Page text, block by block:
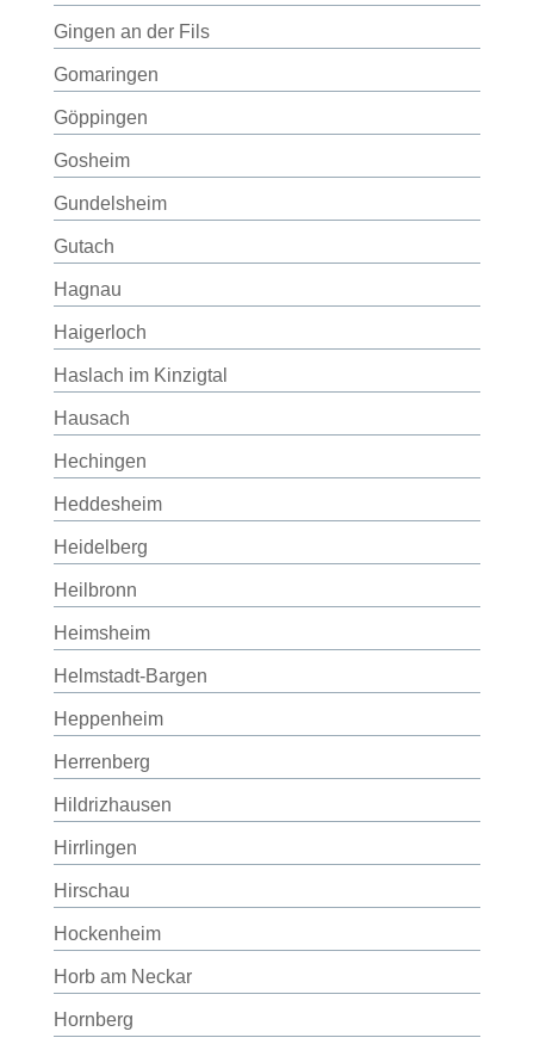
Gingen an der Fils
Gomaringen
Göppingen
Gosheim
Gundelsheim
Gutach
Hagnau
Haigerloch
Haslach im Kinzigtal
Hausach
Hechingen
Heddesheim
Heidelberg
Heilbronn
Heimsheim
Helmstadt-Bargen
Heppenheim
Herrenberg
Hildrizhausen
Hirrlingen
Hirschau
Hockenheim
Horb am Neckar
Hornberg